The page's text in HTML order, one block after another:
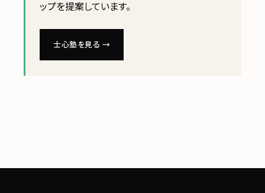
ップを提案しています。
士心塾を見る →